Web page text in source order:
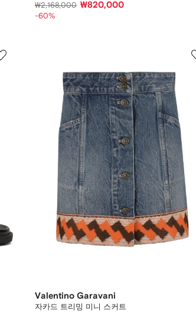
₩2,168,000 ₩820,000
-60%
Valentino Garavani
자카드 트리밍 미니 스커트